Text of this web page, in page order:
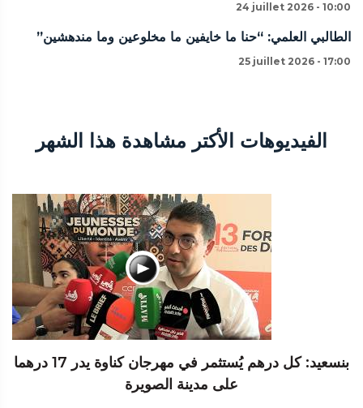
24 juillet 2026 - 10:00
الطالبي العلمي: “حنا ما خايفين ما مخلوعين وما مندهشين”
25 juillet 2026 - 17:00
الفيديوهات الأكتر مشاهدة هذا الشهر
بنسعيد: كل درهم يُستثمر في مهرجان كناوة يدر 17 درهما
على مدينة الصويرة